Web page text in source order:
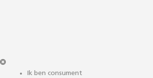
Ik ben consument